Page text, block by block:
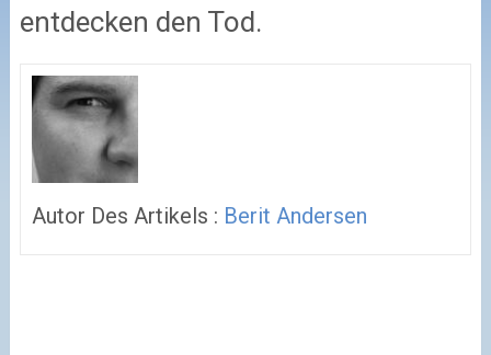
entdecken den Tod.
Autor Des Artikels : Berit Andersen